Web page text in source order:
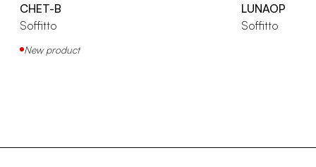
CHET-B
Soffitto
New product
LUNAOP
Soffitto